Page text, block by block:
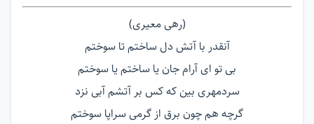
(رهی معیری)
آنقدر با آتش دل ساختم تا سوختم
بی تو ای آرام جان یا ساختم یا سوختم
سردمهری بین که کس بر آتشم آبی نزد
گرچه هم چون برق از گرمی سراپا سوختم